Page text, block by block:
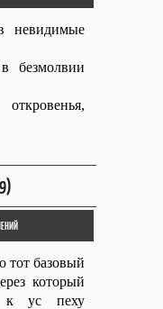
невидимые
безмолвии
тот базовый
который
к ус пеху